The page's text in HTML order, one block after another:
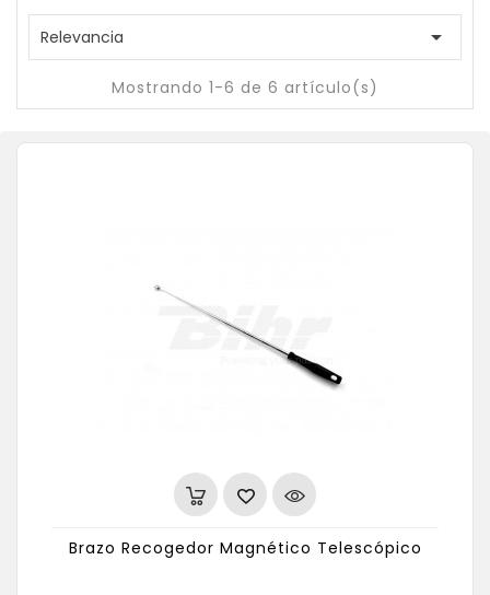
Relevancia 
Mostrando 1-6 de 6 artículo(s)
Brazo Recogedor Magnético Telescópico